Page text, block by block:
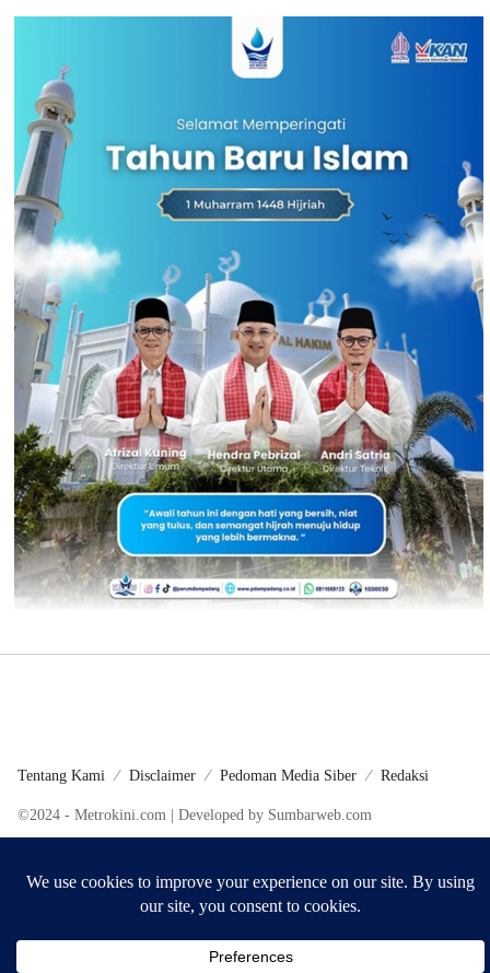
Tentang Kami Disclaimer Pedoman Media Siber Redaksi
©2024 - Metrokini.com | Developed by Sumbarweb.com